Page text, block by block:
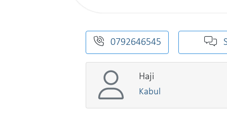
0792646545
Haji
Kabul